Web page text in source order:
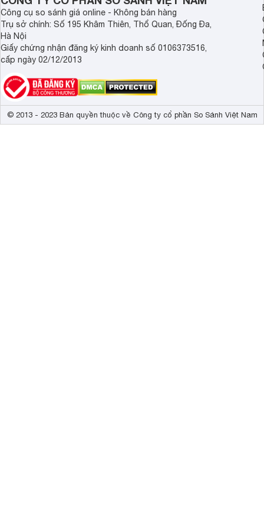
Công cụ so sánh giá online - Không bán hàng
Trụ sở chính: Số 195 Khâm Thiên, Thổ Quan, Đống Đa,
Hà Nội
Giấy chứng nhận đăng ký kinh doanh số 0106373516,
cấp ngày 02/12/2013
© 2013 - 2023 Bản quyền thuộc về Công ty cổ phần So Sánh Việt Nam